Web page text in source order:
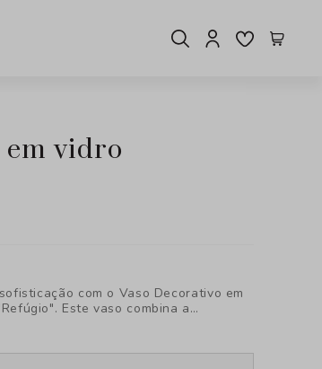
com o Vaso Decorativo em
Este vaso combina a
com a beleza atemporal do vidro